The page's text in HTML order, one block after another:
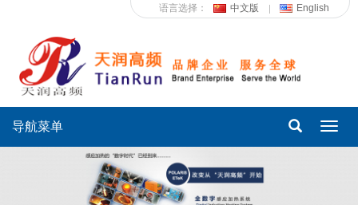
语言选择： 中文版 English
导航菜单